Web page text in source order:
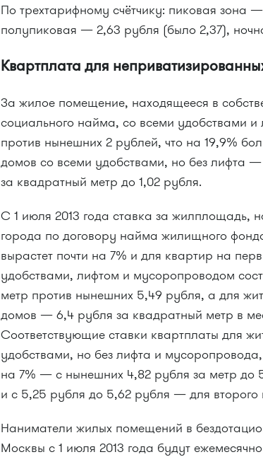
По трехтарифному счётчику: пиковая зона
полупиковая — 2,63 рубля (было 2,37),
Квартплата для
За жилое помещение, находящееся в
социального найма, со всеми удобствами
против нынешних 2 рублей, что на 19,9%
домов со всеми удобствами, но без лифта
за квадратный метр до 1,02 рубля.
С 1 июля 2013 года ставка за жилплощадь,
города по договору найма жилищного
вырастет почти на 7% и для квартир на
удобствами, лифтом и мусоропроводом
метр против нынешних 5,49 рубля, а для
домов — 6,4 рубля за квадратный метр в
Соответствующие ставки квартплаты для
удобствами, но без лифта и
на 7% — с нынешних 4,82 рубля за метр до
и с 5,25 рубля до 5,62 рубля — для
Наниматели жилых помещений в
Москвы с 1 июля 2013 года будут